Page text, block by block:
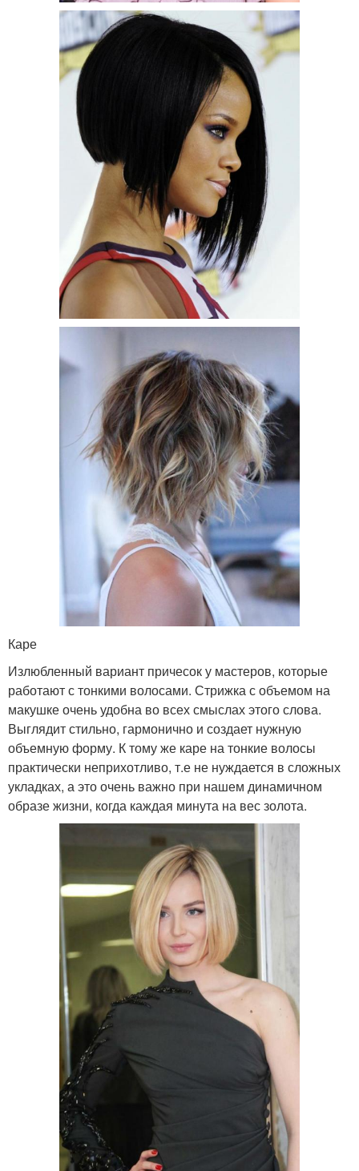
Каре
Излюбленный вариант причесок у мастеров, которые
работают с тонкими волосами. Стрижка с объемом на
макушке очень удобна во всех смыслах этого слова.
Выглядит стильно, гармонично и создает нужную
объемную форму. К тому же каре на тонкие волосы
практически неприхотливо, т.е не нуждается в сложных
укладках, а это очень важно при нашем динамичном
образе жизни, когда каждая минута на вес золота.